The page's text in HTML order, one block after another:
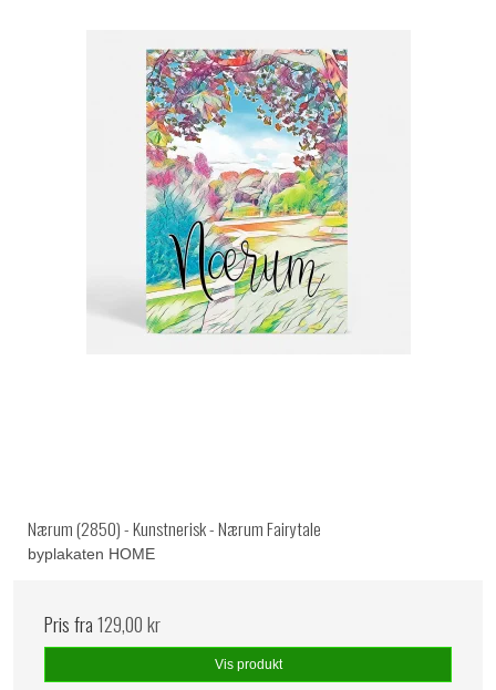
Nærum (2850) - Kunstnerisk - Nærum Fairytale
byplakaten HOME
Pris fra129,00 kr
Vis produkt